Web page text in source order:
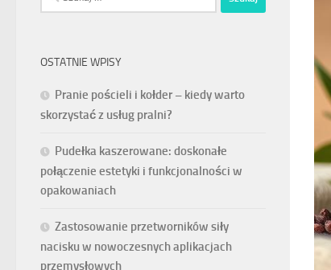
OSTATNIE WPISY
Pranie pościeli i kołder – kiedy warto
skorzystać z usług pralni?
Pudełka kaszerowane: doskonałe
połączenie estetyki i funkcjonalności w
opakowaniach
Zastosowanie przetworników siły
nacisku w nowoczesnych aplikacjach
przemysłowych